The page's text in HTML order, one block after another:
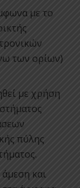
με το
των ορίων)
με χρήση
πύλης
και